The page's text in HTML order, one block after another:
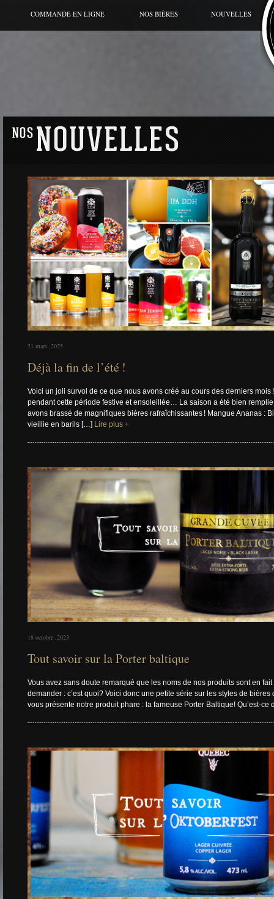
COMMANDE EN LIGNE NOS BIÈRES
GAMME RÉGULIÈRE
NOUVELLES
21 mars ,2025
Déjà la fin de l’été !
Voici un joli survol de ce que nous avons créé au cours des derniers
pendant cette période festive et ensoleillée… La saison a été bien
avons brassé de magnifiques bières rafraîchissantes ! Mangue Ananas :
vieillie en barils […] Lire plus +
18 octobre ,2023
Tout savoir sur la Porter baltique
Vous avez sans doute remarqué que les noms de nos produits sont en
demander : c’est quoi? Voici donc une petite série sur les styles de bières
vous présente notre produit phare : la fameuse Porter Baltique! Qu’est-ce